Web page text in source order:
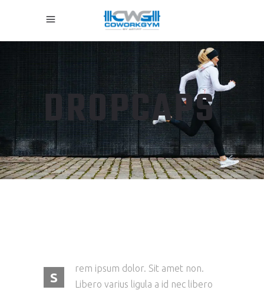
DROPCAPS
S
rem ipsum dolor. Sit amet non.
Libero varius ligula a id nec libero